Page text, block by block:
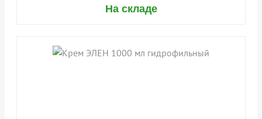
На складе